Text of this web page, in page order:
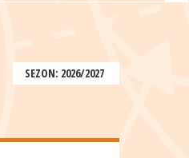
SEZON: 2026/2027